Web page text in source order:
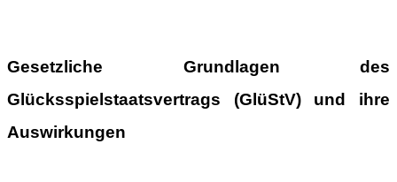
Gesetzliche Grundlagen des
Glücksspielstaatsvertrags (GlüStV) und ihre
Auswirkungen